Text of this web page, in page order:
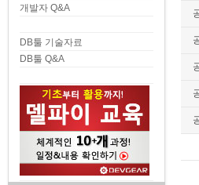
개발자 Q&A
DB툴 기술자료
DB툴 Q&A